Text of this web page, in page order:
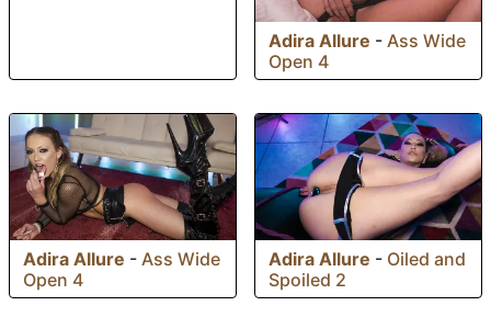
Adira Allure - Ass Wide
Open 4
Adira Allure - Ass Wide
Open 4
Adira Allure - Oiled and
Spoiled 2